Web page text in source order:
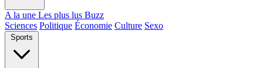
A la une Les plus lus Buzz
Sciences Politique Économie Culture Sexo
Sports